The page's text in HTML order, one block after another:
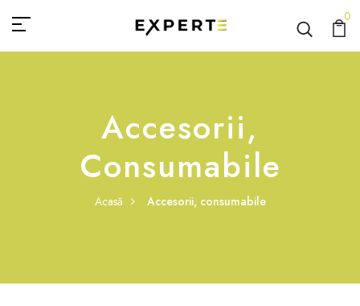
0
Accesorii,
Consumabile
Acasă Accesorii, consumabile